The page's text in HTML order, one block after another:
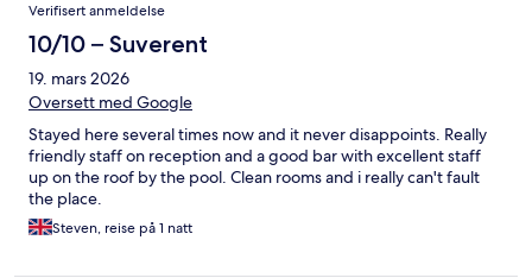
Verifisert anmeldelse
10/10 – Suverent
19. mars 2026
Oversett med Google
Stayed here several times now and it never disappoints. Really
friendly staff on reception and a good bar with excellent staff
up on the roof by the pool. Clean rooms and i really can't fault
the place.
Steven, reise på 1 natt